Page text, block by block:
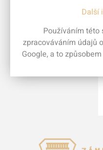
Další
Používáním této
zpracováváním údajů
Google, a to